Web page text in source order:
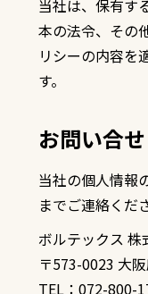
当社は、保有す
本の法令、その
リシーの内容を
す。
お問い合せ
当社の個人情報
までご連絡くだ
ボルテックス 株
〒573-0023 大
TEL：072-800-